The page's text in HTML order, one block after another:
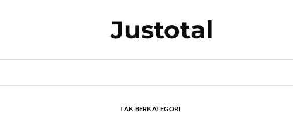
Justotal
TAK BERKATEGORI